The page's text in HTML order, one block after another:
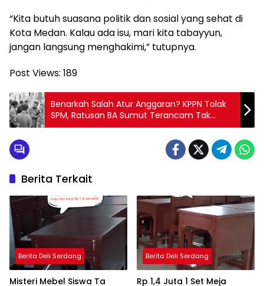
“Kita butuh suasana politik dan sosial yang sehat di
Kota Medan. Kalau ada isu, mari kita tabayyun,
jangan langsung menghakimi,” tutupnya.
Post Views: 189
Benarkah Salah Atur Anggaran? KPPN Tolak
SPM, Ratusan BA Sumut Terancam Tak
Dibayar
Berita Terkait
Berita Deli Serdang
Misteri Mebel Siswa Ta
Berita Deli Serdang
Rp 1,4 Juta 1 Set Meja